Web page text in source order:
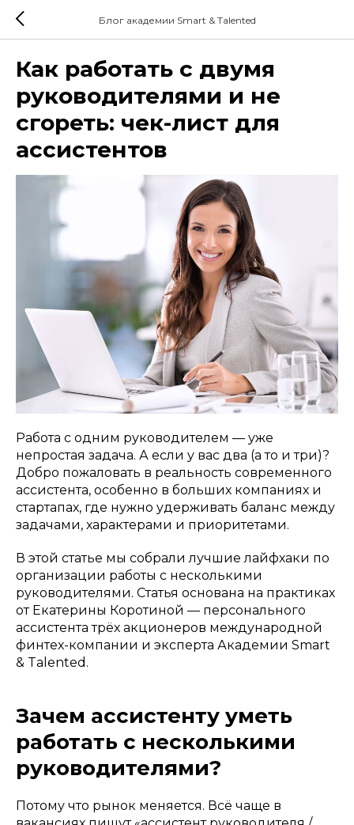
Блог академии Smart & Talented
Как работать с двумя
руководителями и не
сгореть: чек-лист для
ассистентов
Работа с одним руководителем — уже
непростая задача. А если у вас два (а то и три)?
Добро пожаловать в реальность современного
ассистента, особенно в больших компаниях и
стартапах, где нужно удерживать баланс между
задачами, характерами и приоритетами.
В этой статье мы собрали лучшие лайфхаки по
организации работы с несколькими
руководителями. Статья основана на практиках
от Екатерины Коротиной — персонального
ассистента трёх акционеров международной
финтех-компании и эксперта Академии Smart
& Talented.
Зачем ассистенту уметь
работать с несколькими
руководителями?
Потому что рынок меняется. Всё чаще в